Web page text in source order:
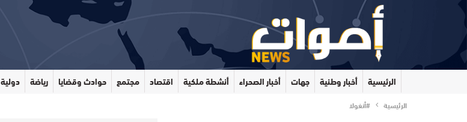
الرئيسية أخبار وطنية جهات أخبار الصحراء أنشطة ملكية اقتصاد مجتمع حوادث وقضايا رياضة دولية
الرئيسية #أنغولا